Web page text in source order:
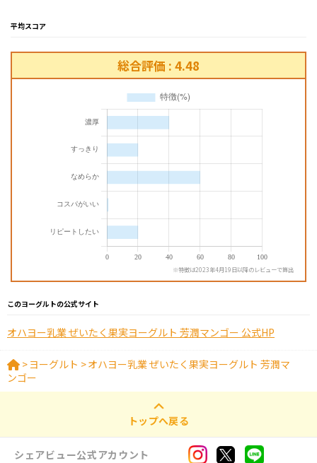
平均スコア
総合評価 : 4.48
※特徴は2023年4月19日以降のレビューで算出
このヨーグルトの公式サイト
オハヨー乳業 ぜいたく果実ヨーグルト 芳潤マンゴー 公式HP
> ヨーグルト >オハヨー乳業 ぜいたく果実ヨーグルト 芳潤マ
ンゴー
トップへ戻る
シェアビュー公式アカウント